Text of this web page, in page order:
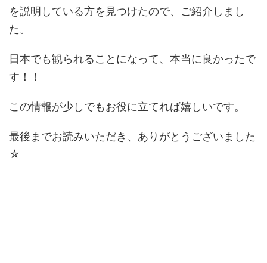
を説明している方を見つけたので、ご紹介しまし
た。
日本でも観られることになって、本当に良かったで
す！！
この情報が少しでもお役に立てれば嬉しいです。
最後までお読みいただき、ありがとうございました
☆